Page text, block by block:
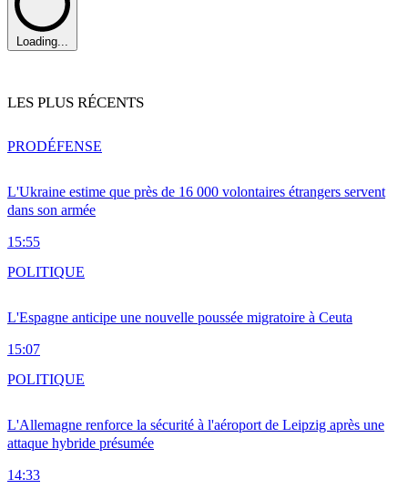
Loading...
LES PLUS RÉCENTS
L'Ukraine estime que près de 16 000 volontaires étrangers servent
dans son armée
15:55
PRODÉFENSE
L'Espagne anticipe une nouvelle poussée migratoire à Ceuta
15:07
POLITIQUE
L'Allemagne renforce la sécurité à l'aéroport de Leipzig après une
attaque hybride présumée
14:33
POLITIQUE